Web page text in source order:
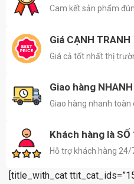
Cam kết sản phẩm
Giá CẠNH TRANH
Giá cả tốt nhất thị
Giao hàng NHANH
Giao hàng nhanh toàn
Khách hàng là SỐ
Hỗ trợ khách hàng 24/
[title_with_cat